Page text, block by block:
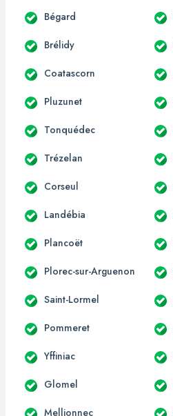
Bégard
Brélidy
Coatascorn
Pluzunet
Tonquédec
Trézelan
Corseul
Landébia
Plancoët
Plorec-sur-Arguenon
Saint-Lormel
Pommeret
Yffiniac
Glomel
Mellionnec